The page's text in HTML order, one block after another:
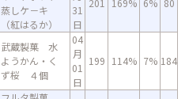
蒸しケ－キ
（紅はるか）
31
日
201 169% 6% 80
武蔵製菓 水
ようかん・く
ず桜 ４個
04
月
01
日
199 114% 7% 184